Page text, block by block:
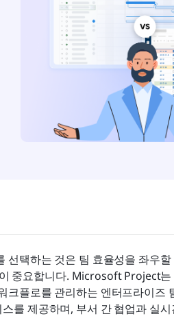
선택하는 것은 팀 효율성을 좌우
중요합니다. Microsoft Project
크플로를 관리하는 엔터프라이
를 제공하며, 부서 간 협업과 실